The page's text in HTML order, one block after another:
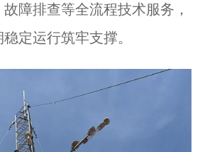
障排查等全流程技术服务，
定运行筑牢支撑。